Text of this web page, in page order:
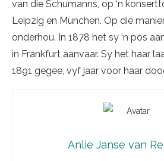
van die Schumanns, op ‘n
Leipzig en München. Op dié
onderhou. In 1878 het sy ‘n pos
in Frankfurt aanvaar. Sy het haar
1891 gegee, vyf jaar voor haar
Anlie Janse van